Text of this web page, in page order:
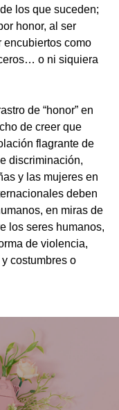
los que suceden;
honor, al ser
encubiertos como
o ni siquiera
de “honor” en
de creer que
flagrante de
discriminación,
y las mujeres en
deben
en miras de
los seres humanos,
de violencia,
costumbres o